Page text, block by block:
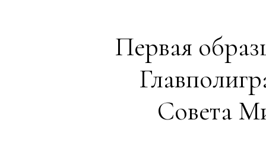
Первая
Совета